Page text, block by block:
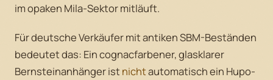
im opaken Mila-Sektor mitläuft.
Für deutsche Verkäufer mit antiken SBM-Beständen
bedeutet das: Ein cognacfarbener, glasklarer
Bernsteinanhänger ist nichtautomatisch ein Hupo-